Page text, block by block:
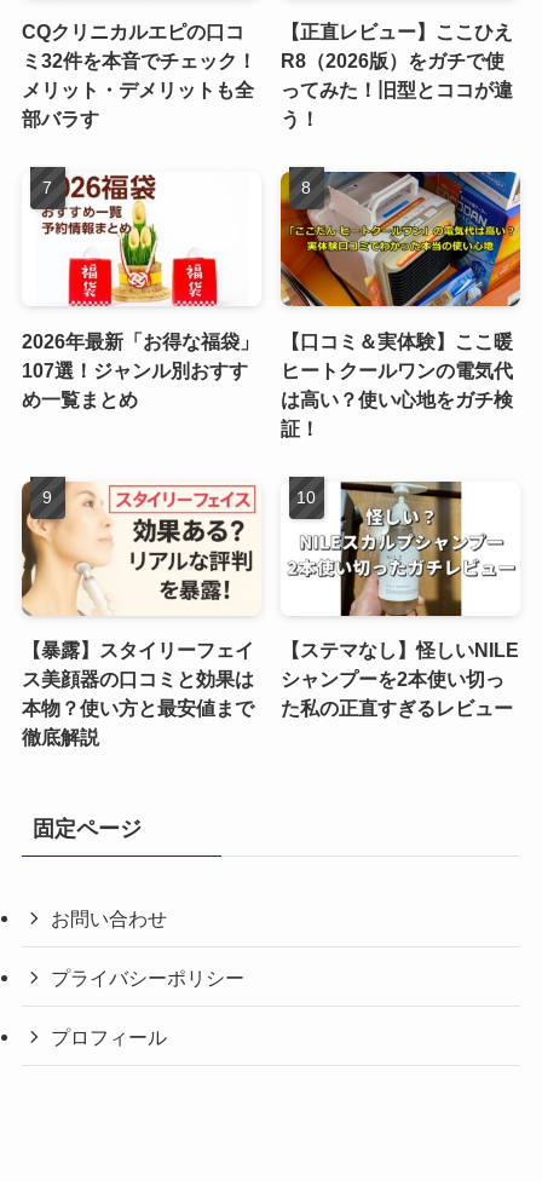
CQクリニカルエピの口コ
ミ32件を本音でチェック！
メリット・デメリットも全
部バラす
【正直レビュー】ここひえ
R8（2026版）をガチで使
ってみた！旧型とココが違
う！
2026年最新「お得な福袋」
107選！ジャンル別おすす
め一覧まとめ
【口コミ＆実体験】ここ暖
ヒートクールワンの電気代
は高い？使い心地をガチ検
証！
【暴露】スタイリーフェイ
ス美顔器の口コミと効果は
本物？使い方と最安値まで
徹底解説
【ステマなし】怪しいNILE
シャンプーを2本使い切っ
た私の正直すぎるレビュー
固定ページ
お問い合わせ
プライバシーポリシー
プロフィール